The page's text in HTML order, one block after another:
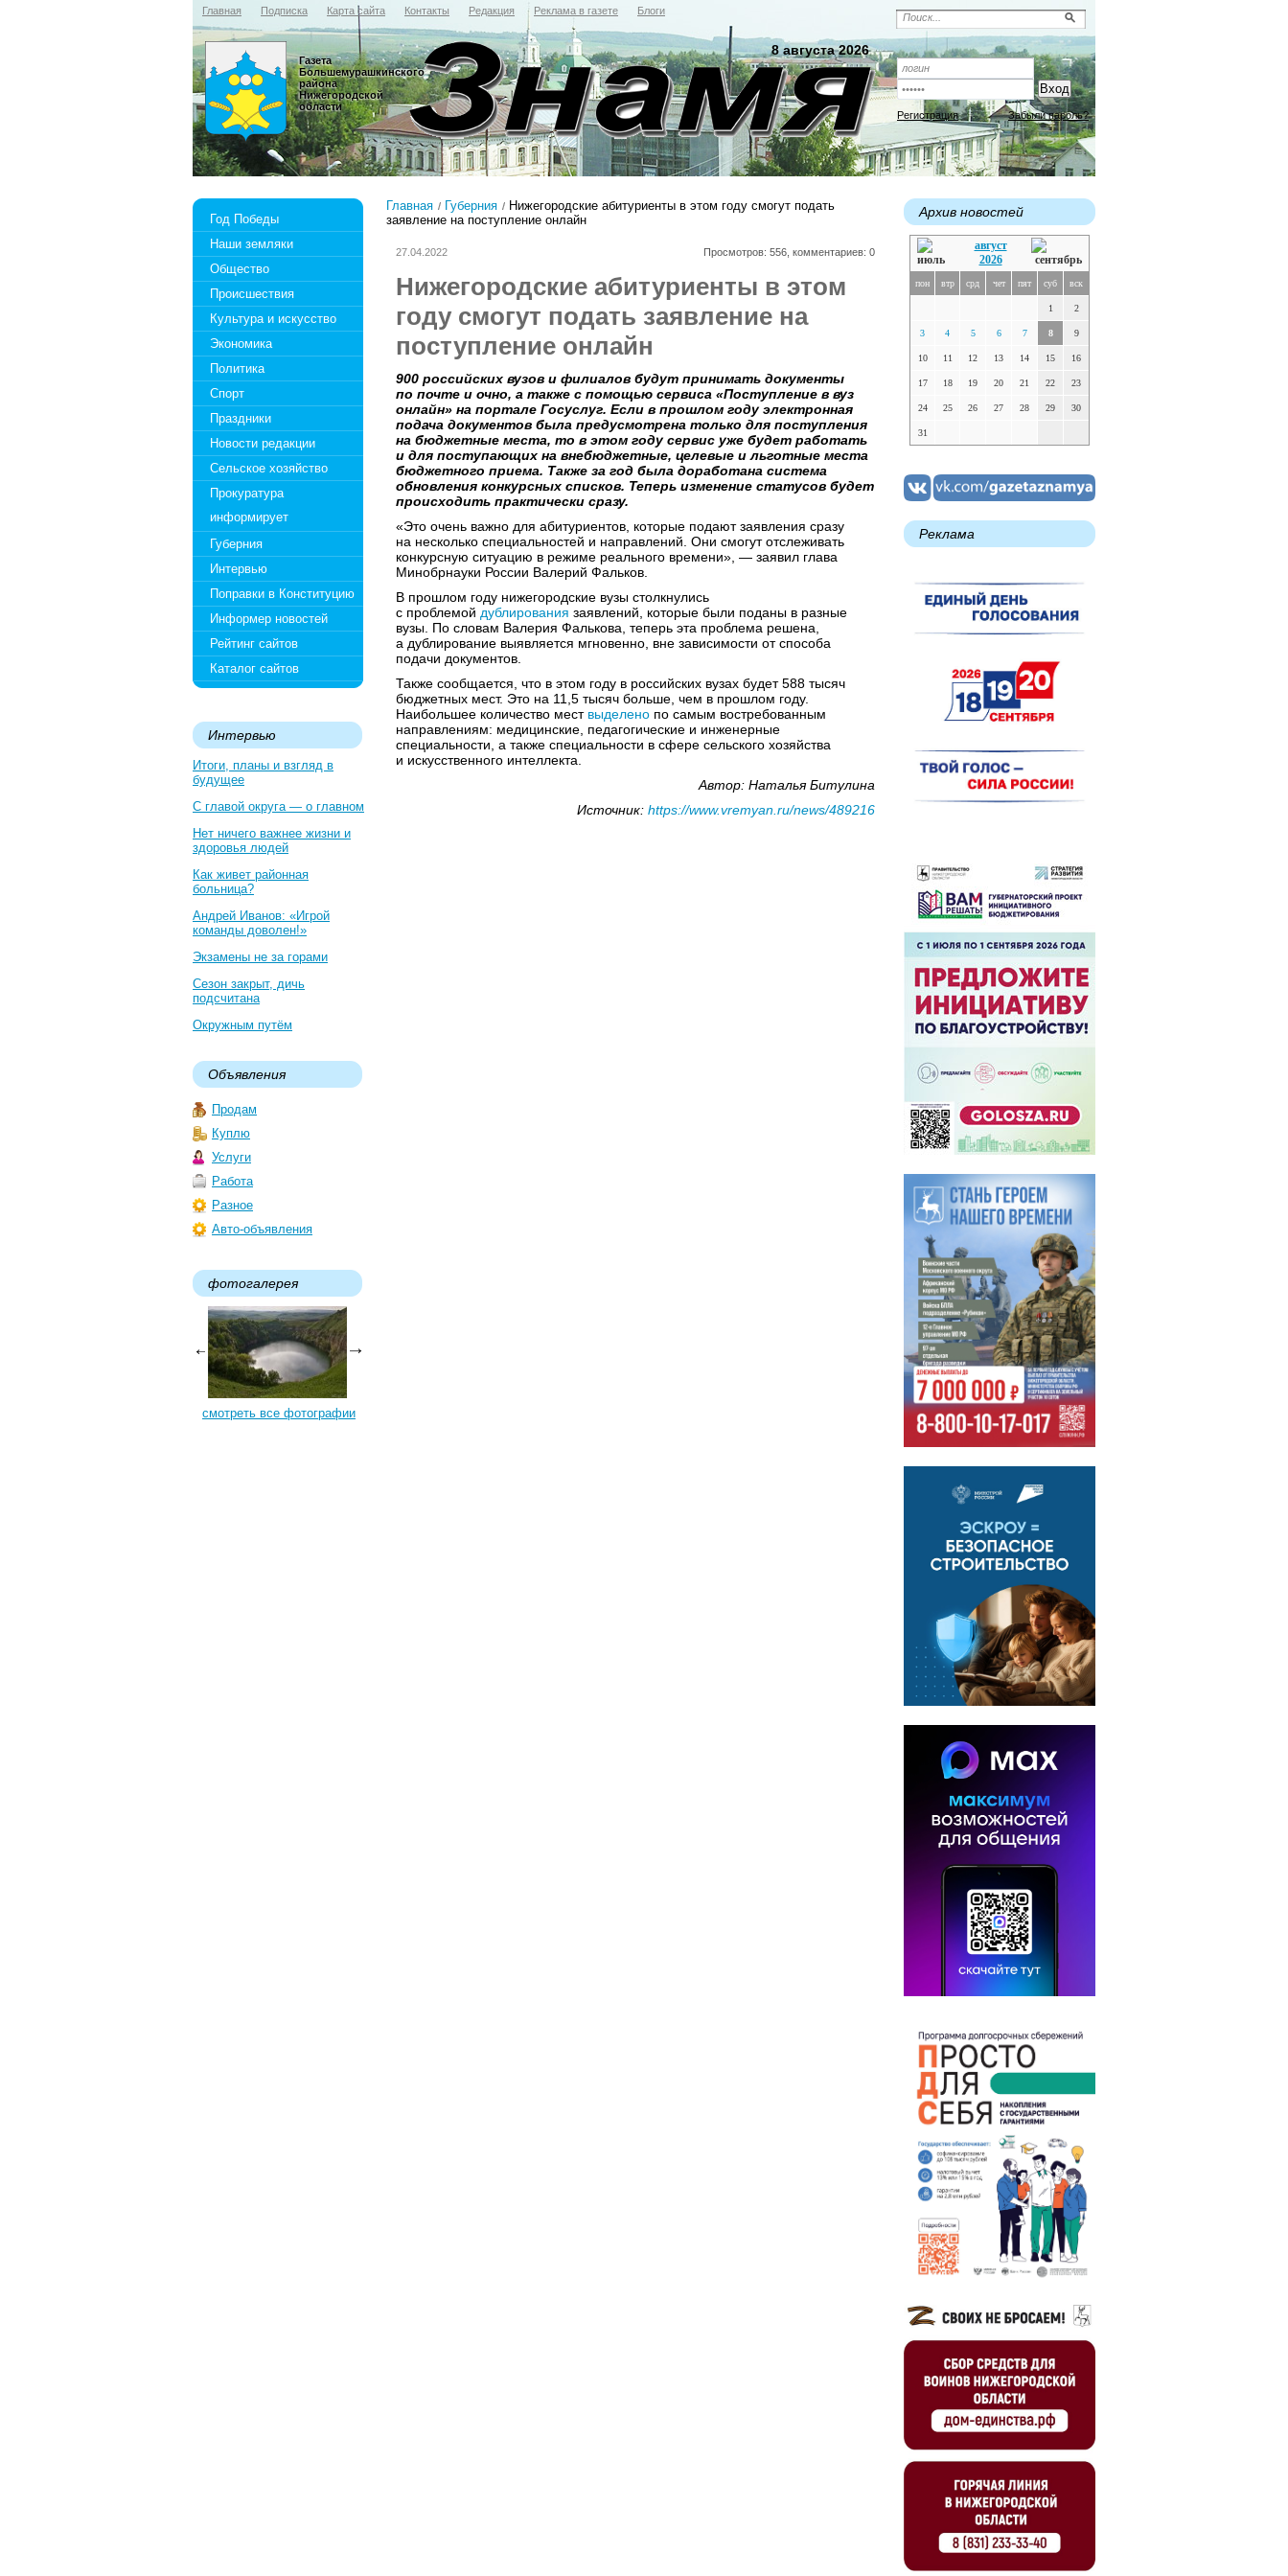
Главная Подписка Карта сайта Контакты Редакция Реклама в газете Блоги
Регистрация Забыли пароль?
8 августа 2026
Газета
Большемурашкинского
района
Нижегородской
области
Год Победы
Наши земляки
Общество
Происшествия
Культура и искусство
Экономика
Политика
Спорт
Праздники
Новости редакции
Сельское хозяйство
Прокуратура
информирует
Губерния
Интервью
Поправки в Конституцию
Информер новостей
Рейтинг сайтов
Каталог сайтов
Интервью
Итоги, планы и взгляд в
будущее
С главой округа — о главном
Нет ничего важнее жизни и
здоровья людей
Как живет районная
больница?
Андрей Иванов: «Игрой
команды доволен!»
Экзамены не за горами
Сезон закрыт, дичь
подсчитана
Окружным путём
Объявления
Продам
Куплю
Услуги
Работа
Разное
Авто-объявления
фотогалерея
смотреть все фотографии
Главная Губерния
Нижегородские абитуриенты в этом году смогут подать
заявление на поступление онлайн
27.04.2022 Просмотров: 556, комментариев: 0
Нижегородские абитуриенты в этом
году смогут подать заявление на
поступление онлайн
900 российских вузов и филиалов будут принимать документы
по почте и очно, а также с помощью сервиса «Поступление в вуз
онлайн» на портале Госуслуг. Если в прошлом году электронная
подача документов была предусмотрена только для поступления
на бюджетные места, то в этом году сервис уже будет работать
и для поступающих на внебюджетные, целевые и льготные места
бюджетного приема. Также за год была доработана система
обновления конкурсных списков. Теперь изменение статусов будет
происходить практически сразу.
«Это очень важно для абитуриентов, которые подают заявления сразу
на несколько специальностей и направлений. Они смогут отслеживать
конкурсную ситуацию в режиме реального времени», — заявил глава
Минобрнауки России Валерий Фальков.
В прошлом году нижегородские вузы столкнулись
с проблемой дублирования заявлений, которые были поданы в разные
вузы. По словам Валерия Фалькова, теперь эта проблема решена,
а дублирование выявляется мгновенно, вне зависимости от способа
подачи документов.
Также сообщается, что в этом году в российских вузах будет 588 тысяч
бюджетных мест. Это на 11,5 тысяч больше, чем в прошлом году.
Наибольшее количество мест выделено по самым востребованным
направлениям: медицинские, педагогические и инженерные
специальности, а также специальности в сфере сельского хозяйства
и искусственного интеллекта.
Автор: Наталья Битулина
Источник: https://www.vremyan.ru/news/489216
Архив новостей
август
2026
пон втр срд чет пят суб вск
1 2
3 4 5 6 7 8 9
10 11 12 13 14 15 16
17 18 19 20 21 22 23
24 25 26 27 28 29 30
31
Реклама